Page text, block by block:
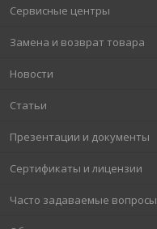
Сервисные центры
Замена и возврат товара
Новости
Статьи
Презентации и документы
Сертификаты и лицензии
Часто задаваемые вопросы